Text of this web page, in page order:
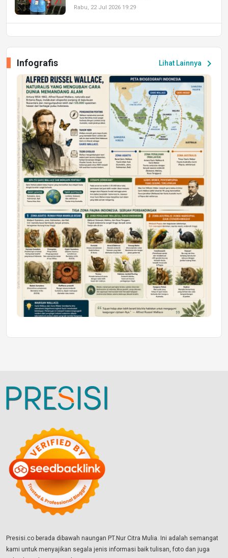
Rabu, 22 Jul 2026 19:29
Peluang Kerja dan Magang
Jumat, 17 Jul 2026 22:30
DAERAH
Astra Motor Kalimantan Timur 2 Dukung
Mahasiswa Samarinda dalam Astra
Honda SDGs Future Leaders 2026
Jumat, 10 Jul 2026 19:01
Lihat Lainnya chevron_right
Infografis
Presisi.co berada dibawah naungan PT.Nur Citra Mulia. Ini adalah semangat
kami untuk menyajikan segala jenis informasi baik tulisan, foto dan juga